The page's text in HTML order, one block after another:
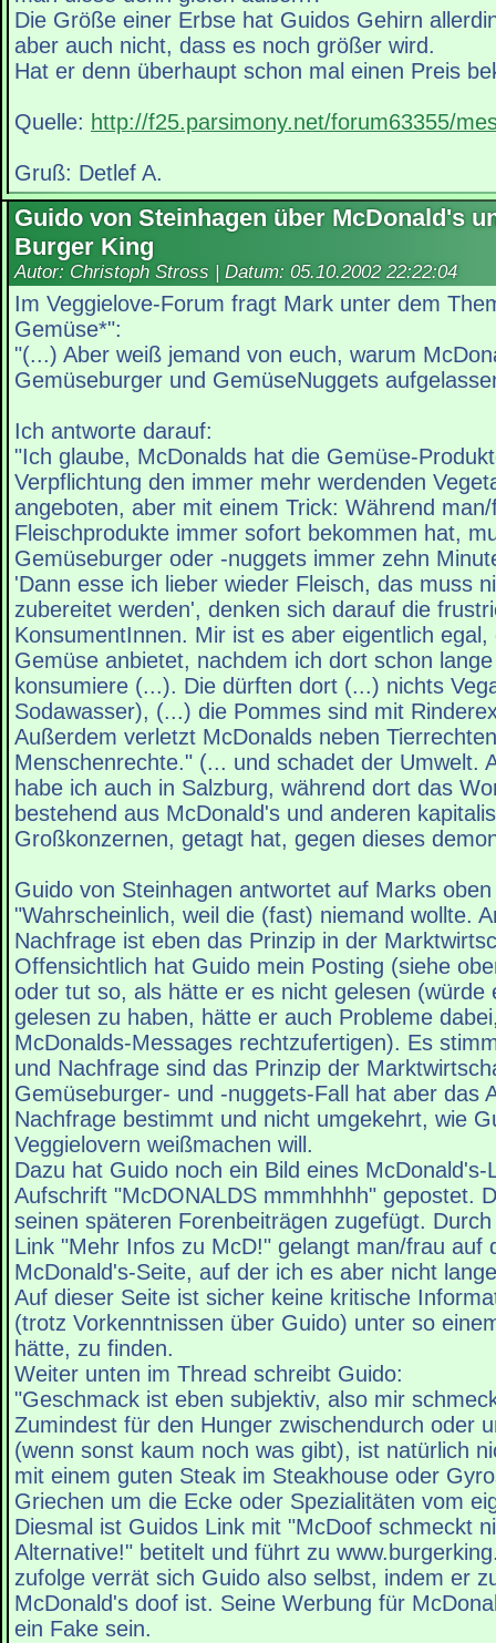
Die Größe einer Erbse hat Guidos Gehirn
aber auch nicht, dass es noch größer wird.
Hat er denn überhaupt schon mal einen Preis
Quelle: http://f25.parsimony.net/forum63355/
Gruß: Detlef A.
Guido von Steinhagen über McDonald's
Burger King
Autor: Christoph Stross | Datum: 05.10.2002 22:22:04
Im Veggielove-Forum fragt Mark unter dem
Gemüse*":
"(...) Aber weiß jemand von euch, warum
Gemüseburger und GemüseNuggets
Ich antworte darauf:
"Ich glaube, McDonalds hat die Gemüse-
Verpflichtung den immer mehr werdenden
angeboten, aber mit einem Trick: Während
Fleischprodukte immer sofort bekommen hat,
Gemüseburger oder -nuggets immer zehn
'Dann esse ich lieber wieder Fleisch, das muss
zubereitet werden', denken sich darauf die
KonsumentInnen. Mir ist es aber eigentlich egal,
Gemüse anbietet, nachdem ich dort schon
konsumiere (...). Die dürften dort (...) nichts
Sodawasser), (...) die Pommes sind mit
Außerdem verletzt McDonalds neben
Menschenrechte." (... und schadet der Umwelt.
habe ich auch in Salzburg, während dort das
bestehend aus McDonald's und anderen
Großkonzernen, getagt hat, gegen dieses
Guido von Steinhagen antwortet auf Marks
"Wahrscheinlich, weil die (fast) niemand wollte.
Nachfrage ist eben das Prinzip in der
Offensichtlich hat Guido mein Posting (siehe
oder tut so, als hätte er es nicht gelesen (würde
gelesen zu haben, hätte er auch Probleme
McDonalds-Messages rechtzufertigen). Es
und Nachfrage sind das Prinzip der
Gemüseburger- und -nuggets-Fall hat aber das
Nachfrage bestimmt und nicht umgekehrt, wie
Veggielovern weißmachen will.
Dazu hat Guido noch ein Bild eines
Aufschrift "McDONALDS mmmhhhh" gepostet.
seinen späteren Forenbeiträgen zugefügt.
Link "Mehr Infos zu McD!" gelangt man/frau auf
McDonald's-Seite, auf der ich es aber nicht
Auf dieser Seite ist sicher keine kritische
(trotz Vorkenntnissen über Guido) unter so
hätte, zu finden.
Weiter unten im Thread schreibt Guido:
"Geschmack ist eben subjektiv, also mir
Zumindest für den Hunger zwischendurch oder
(wenn sonst kaum noch was gibt), ist natürlich
mit einem guten Steak im Steakhouse oder
Griechen um die Ecke oder Spezialitäten vom
Diesmal ist Guidos Link mit "McDoof schmeckt
Alternative!" betitelt und führt zu
zufolge verrät sich Guido also selbst, indem er
McDonald's doof ist. Seine Werbung für
ein Fake sein.